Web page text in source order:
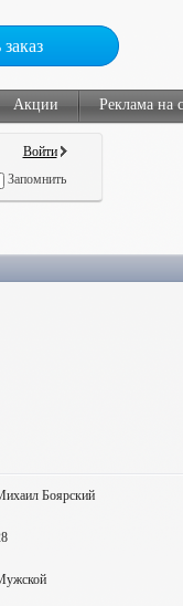
Акции Реклама на
Запомнить
Боярский